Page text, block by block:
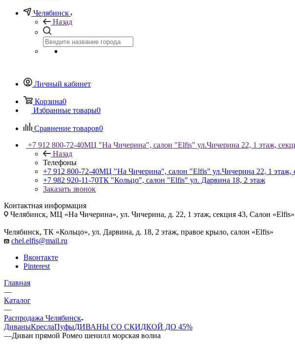
Челябинск
Назад
Личный кабинет
Корзина0
Избранные товары0
Сравнение товаров0
+7 912 800-72-40МЦ "На Чичерина", салон "Elfis" ул.Чичерина 22, 1 этаж,
Назад
Телефоны
+7 912 800-72-40МЦ "На Чичерина", салон "Elfis" ул.Чичерина 22, 1 этаж,
+7 982 920-11-70ТК "Кольцо", салон "Elfis" ул. Дарвина 18, 2 этаж
Заказать звонок
Контактная информация
Челябинск, МЦ «На Чичерина», ул. Чичерина, д. 22, 1 этаж, секция 43, Салон «Elfis»
Челябинск, ТК «Кольцо», ул. Дарвина, д. 18, 2 этаж, правое крыло, салон «Elfis»
chel.elfis@mail.ru
Вконтакте
Pinterest
Главная
—
Каталог
—
Распродажа Челябинск
ДиваныКреслаПуфыДИВАНЫ СО СКИДКОЙ ДО 45%
—Диван прямой Ромео шенилл морская волна